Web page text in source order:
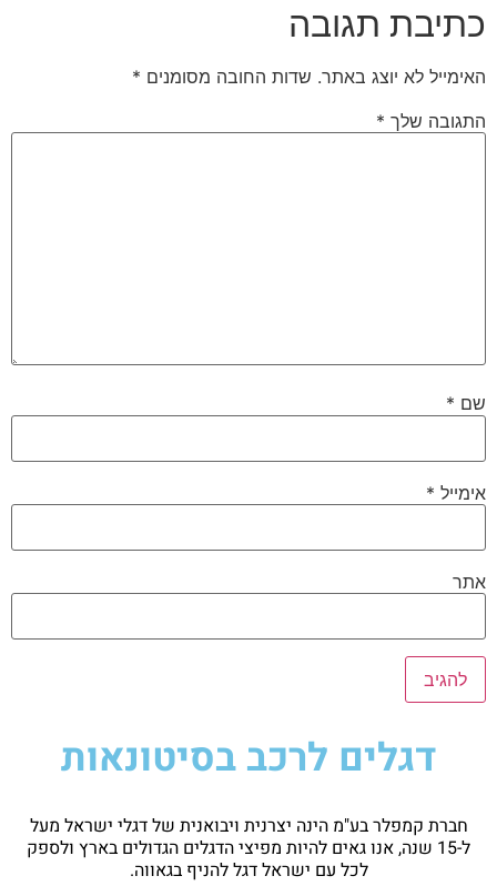
כתיבת תגובה
האימייל לא יוצג באתר. שדות החובה מסומנים *
התגובה שלך *
שם *
אימייל *
אתר
דגלים לרכב בסיטונאות
חברת קמפלר בע"מ הינה יצרנית ויבואנית של דגלי ישראל מעל
ל-15 שנה, אנו גאים להיות מפיצי הדגלים הגדולים בארץ ולספק
לכל עם ישראל דגל להניף בגאווה.